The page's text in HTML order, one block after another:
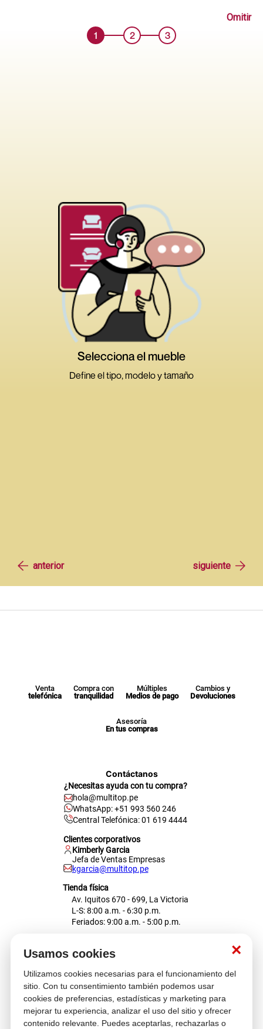
×
Usamos cookies
Utilizamos cookies necesarias para el funcionamiento del
sitio. Con tu consentimiento también podemos usar
cookies de preferencias, estadísticas y marketing para
mejorar tu experiencia, analizar el uso del sitio y ofrecer
contenido relevante. Puedes aceptarlas, rechazarlas o
Venta
telefónica
Compra con
tranquilidad
Múltiples
Medios de pago
Cambios y
Devoluciones
Asesoría
En tus compras
Contáctanos
¿Necesitas ayuda con tu compra?
hola@multitop.pe
WhatsApp: +51 993 560 246
Central Telefónica: 01 619 4444
Clientes corporativos
Kimberly Garcia
Jefa de Ventas Empresas
kgarcia@multitop.pe
Tienda física
Av. Iquitos 670 - 699, La Victoria
L-S: 8:00 a.m. - 6:30 p.m.
Feriados: 9:00 a.m. - 5:00 p.m.
Atención al cliente
Descubre más